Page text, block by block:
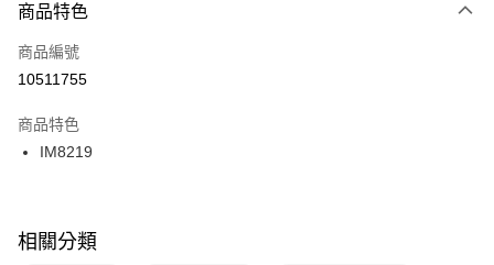
３．安心：先確認商品／服務後，再付款。
【「AFTEE先享後付」結帳流程】
１．於結帳方式選擇「AFTEE先享後付」後，將跳轉至「AFTEE先享後付」
２．訂單成立數日內，您將收到繳費通知簡訊。
３．收到繳費通知簡訊後14天內，點擊此簡訊中的連結，可透過四大超商／
ATM／網路銀行／等多元方式進行付款，方視為交易完成。
※ 交易是否成功請以「AFTEE先享後付 」之結帳頁面顯示為準，若有關於
是否繳費成功／繳費後需取消欲退款等相關疑問，請聯繫「AFTEE先享後付
每筆NT$100，滿NT$1,500(含以上)免運費
宅配
每筆NT$100，滿NT$1,500(含以上)免運費
付款後門市自取
每筆NT$100，滿NT$1,500(含以上)免運費
商品特色
商品編號
10511755
商品特色
IM8219
相關分類